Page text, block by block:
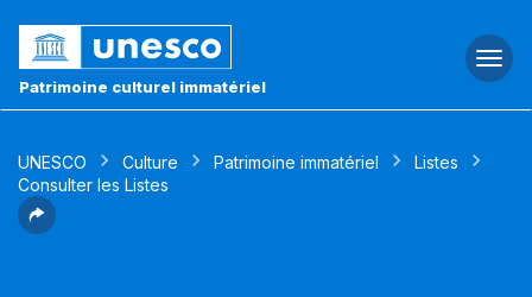
Patrimoine culturel immatériel
UNESCO Culture Patrimoine immatériel
Listes
Consulter les Listes